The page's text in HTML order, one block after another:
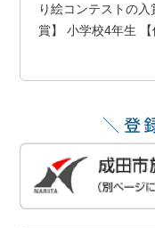
り絵コンテストの
賞】 小学校4年生